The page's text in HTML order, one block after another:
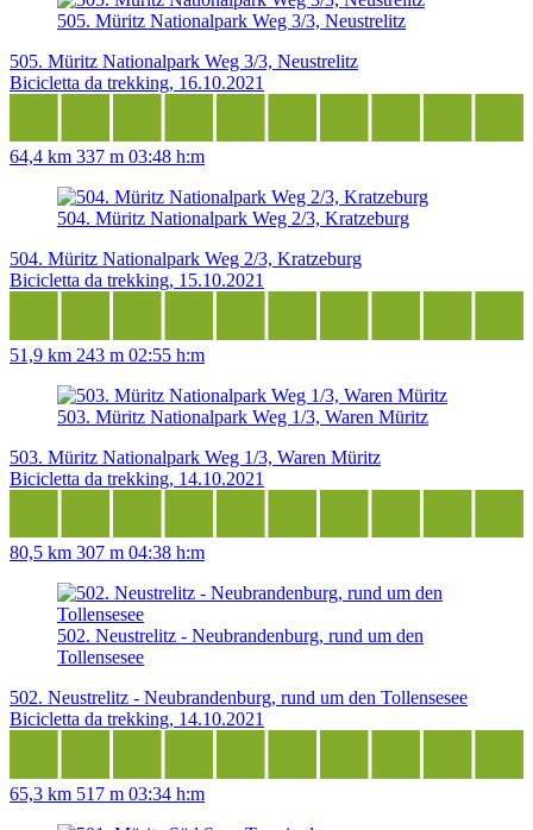
505. Müritz Nationalpark Weg 3/3, Neustrelitz
505. Müritz Nationalpark Weg 3/3, Neustrelitz
Bicicletta da trekking, 16.10.2021
64,4 km 337 m 03:48 h:m
504. Müritz Nationalpark Weg 2/3, Kratzeburg
504. Müritz Nationalpark Weg 2/3, Kratzeburg
Bicicletta da trekking, 15.10.2021
51,9 km 243 m 02:55 h:m
503. Müritz Nationalpark Weg 1/3, Waren Müritz
503. Müritz Nationalpark Weg 1/3, Waren Müritz
Bicicletta da trekking, 14.10.2021
80,5 km 307 m 04:38 h:m
502. Neustrelitz - Neubrandenburg, rund um den
Tollensesee
502. Neustrelitz - Neubrandenburg, rund um den Tollensesee
Bicicletta da trekking, 14.10.2021
65,3 km 517 m 03:34 h:m